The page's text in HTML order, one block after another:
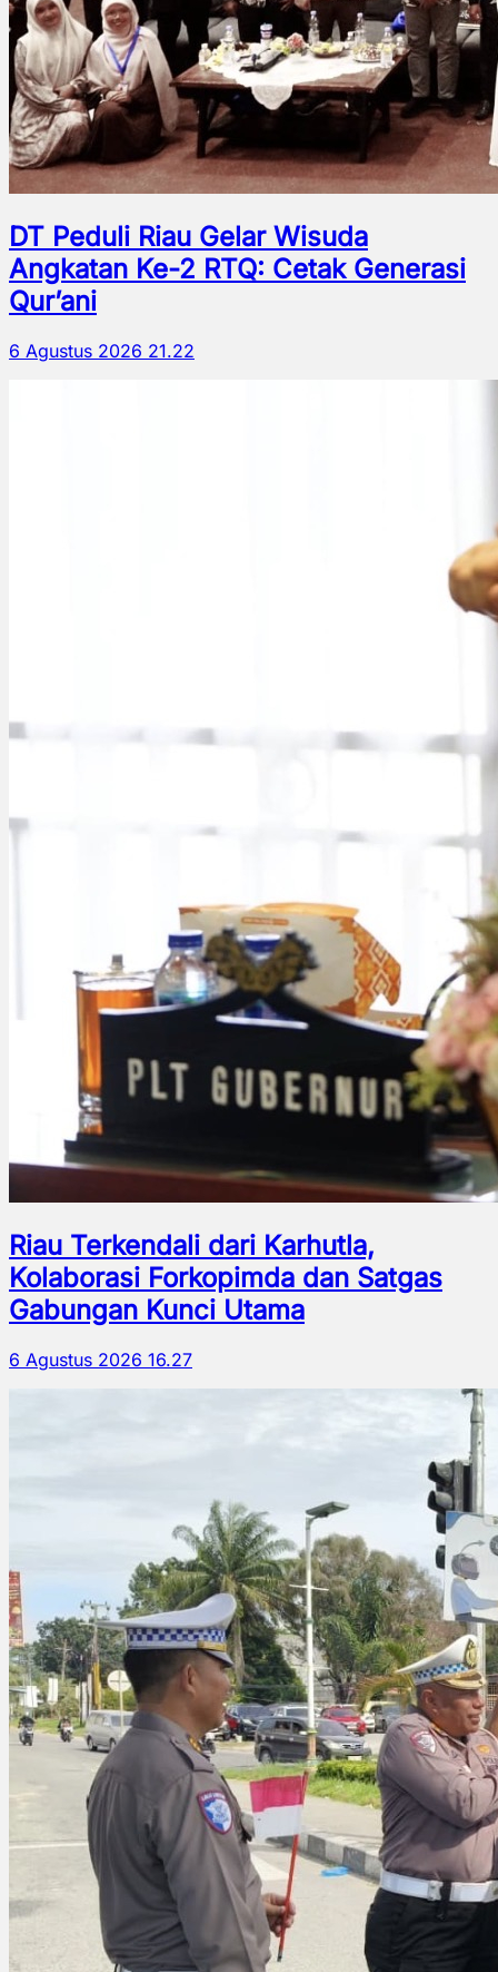
DT Peduli Riau Gelar Wisuda
Angkatan Ke-2 RTQ: Cetak Generasi
Qur’ani
6 Agustus 2026 21.22
Riau Terkendali dari Karhutla,
Kolaborasi Forkopimda dan Satgas
Gabungan Kunci Utama
6 Agustus 2026 16.27